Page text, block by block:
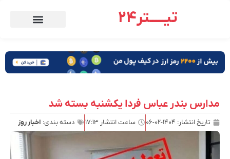
تیـــــتر24
مدارس بندر عباس فردا یکشنبه بسته شد
تاریخ انتشار: ۱۴۰۴-۰۲-۰۶ ساعت انتشار ۱۷:۱۳ دسته بندی: اخبار روز